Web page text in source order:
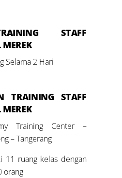
STAFF
MEREK
Selama 2 Hari
TRAINING
STAFF
Training Center –
– Tangerang
11 ruang kelas dengan
orang